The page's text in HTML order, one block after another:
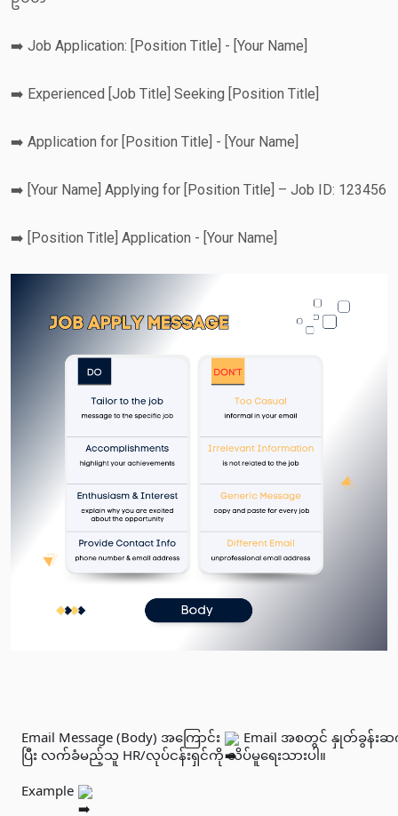
➡️ Job Application: [Position Title] - [Your Name]
➡️ Experienced [Job Title] Seeking [Position Title]
➡️ Application for [Position Title] - [Your Name]
➡️ [Your Name] Applying for [Position Title] – Job ID: 123456
➡️ [Position Title] Application - [Your Name]
Email Message (Body) အကြောင်း
Email အစတွင် နှုတ်ခွန်းဆ
ပြီး လက်ခံမည့်သူ HR/လုပ်ငန်းရှင်ကို လိပ်မူရေးသားပါ။
Example